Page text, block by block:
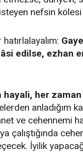
nefsin
edilse, ezhan
hayali, her
anladığım
ve cehennemi
çalıştığında
İyilik